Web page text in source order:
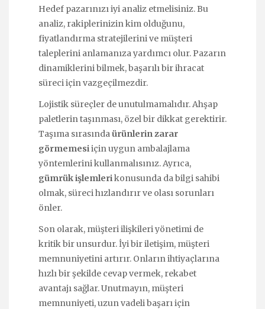
Hedef pazarınızı iyi analiz etmelisiniz. Bu
analiz, rakiplerinizin kim olduğunu,
fiyatlandırma stratejilerini ve müşteri
taleplerini anlamanıza yardımcı olur. Pazarın
dinamiklerini bilmek, başarılı bir ihracat
süreci için vazgeçilmezdir.
Lojistik süreçler de unutulmamalıdır. Ahşap
paletlerin taşınması, özel bir dikkat gerektirir.
Taşıma sırasındaürünlerin zarar
görmemesiiçin uygun ambalajlama
yöntemlerini kullanmalısınız. Ayrıca,
gümrük işlemlerikonusunda da bilgi sahibi
olmak, süreci hızlandırır ve olası sorunları
önler.
Son olarak, müşteri ilişkileri yönetimi de
kritik bir unsurdur. İyi bir iletişim, müşteri
memnuniyetini artırır. Onların ihtiyaçlarına
hızlı bir şekilde cevap vermek, rekabet
avantajı sağlar. Unutmayın, müşteri
memnuniyeti, uzun vadeli başarı için